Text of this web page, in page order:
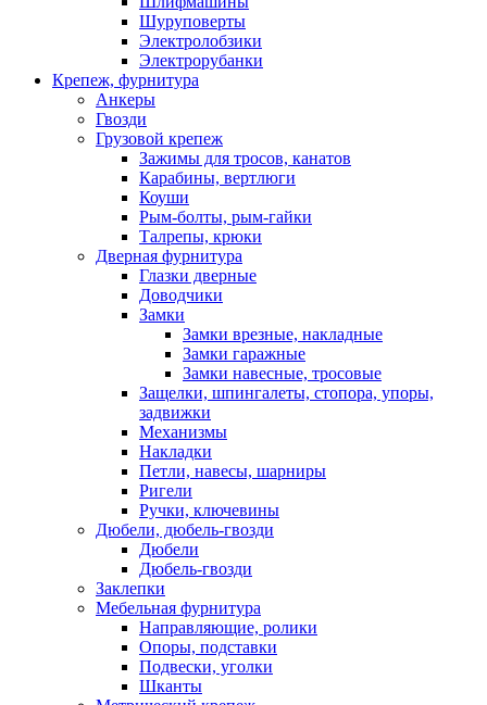
Шуруповерты
Электролобзики
Электрорубанки
Крепеж, фурнитура
Анкеры
Гвозди
Грузовой крепеж
Зажимы для тросов, канатов
Карабины, вертлюги
Коуши
Рым-болты, рым-гайки
Талрепы, крюки
Дверная фурнитура
Глазки дверные
Доводчики
Замки
Замки врезные, накладные
Замки гаражные
Замки навесные, тросовые
Защелки, шпингалеты, стопора, упоры,
задвижки
Механизмы
Накладки
Петли, навесы, шарниры
Ригели
Ручки, ключевины
Дюбели, дюбель-гвозди
Дюбели
Дюбель-гвозди
Заклепки
Мебельная фурнитура
Направляющие, ролики
Опоры, подставки
Подвески, уголки
Шканты